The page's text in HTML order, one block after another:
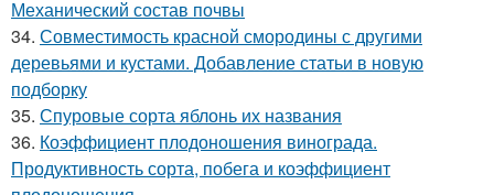
Механический состав почвы
34. Совместимость красной смородины с другими
деревьями и кустами. Добавление статьи в новую
подборку
35. Спуровые сорта яблонь их названия
36. Коэффициент плодоношения винограда.
Продуктивность сорта, побега и коэффициент